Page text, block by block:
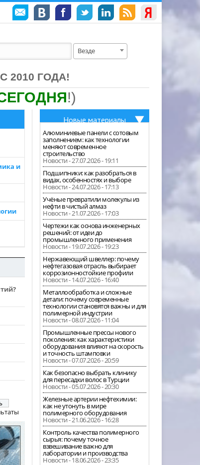
Везде
С 2010 ГОДА!
!)
и
Новые материалы
Алюминиевые панели с сотовым
заполнением: как технологии
меняют современное
строительство
Новости - 27.07.2026 - 19:11
Подшипники: как разобраться в
видах, особенностях и выборе
Новости - 24.07.2026 - 17:13
Учёные превратили молекулы из
нефти в чистый алмаз
Новости - 21.07.2026 - 17:03
Чертежи как основа инженерных
решений: от идеи до
промышленного применения
Новости - 19.07.2026 - 19:23
Нержавеющий швеллер: почему
нефтегазовая отрасль выбирает
коррозионностойкие профили
Новости - 14.07.2026 - 16:40
Металлообработка и сложные
детали: почему современные
технологии становятся важны и для
полимерной индустрии
Новости - 08.07.2026 - 11:04
Промышленные прессы нового
поколения: как характеристики
оборудования влияют на скорость
и точность штамповки
Новости - 07.07.2026 - 20:59
Как безопасно выбрать клинику
для пересадки волос в Турции
Новости - 05.07.2026 - 20:30
Железные артерии нефтехимии:
как не утонуть в мире
полимерного оборудования
Новости - 21.06.2026 - 16:28
Контроль качества полимерного
сырья: почему точное
взвешивание важно для
лаборатории и производства
Новости - 18.06.2026 - 23:35